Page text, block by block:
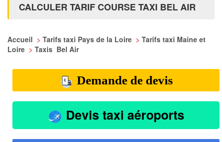
CALCULER TARIF COURSE TAXI BEL AIR
Accueil > Tarifs taxi Pays de la Loire > Tarifs taxi Maine et
Loire > Taxis Bel Air
Demande de devis
Devis taxi aéroports